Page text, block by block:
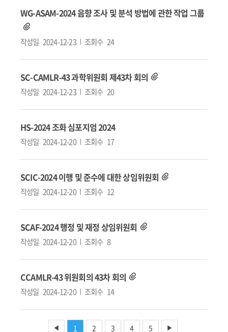
WG-ASAM-2024 음향 조사 및 분석 방법에 관한 작업 그룹
작성일 2024-12-23 조회수 24
SC-CAMLR-43 과학위원회 제43차 회의
작성일 2024-12-23 조회수 20
HS-2024 조화 심포지엄 2024
작성일 2024-12-20 조회수 17
SCIC-2024 이행 및 준수에 대한 상임위원회
작성일 2024-12-20 조회수 12
SCAF-2024 행정 및 재정 상임위원회
작성일 2024-12-20 조회수 8
CCAMLR-43 위원회의 43차 회의
작성일 2024-12-20 조회수 14
◀ 1 2 3 4 5 ▶